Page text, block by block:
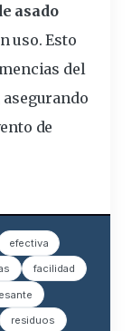
asado
uso. Esto
del
de
efectiva
facilidad
residuos